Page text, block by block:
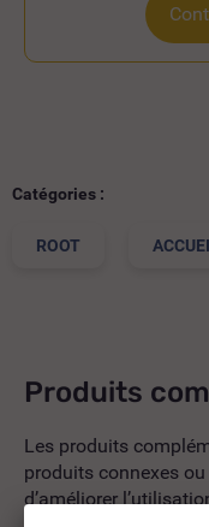
Catégories :
ROOT
Produits
Les produits
produits connexes
d’améliorer